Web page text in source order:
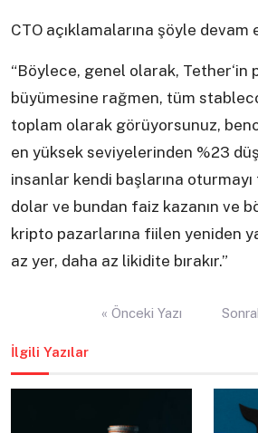
CTO açıklamalarına şöyle devam
“Böylece, genel olarak, Tether‘in
büyümesine rağmen, tüm
toplam olarak görüyorsunuz,
en yüksek seviyelerinden %23
insanlar kendi başlarına oturmayı
dolar ve bundan faiz kazanın ve
kripto pazarlarına fiilen yeniden
az yer, daha az likidite bırakır.”
« Önceki Yazı
İlgili Yazılar